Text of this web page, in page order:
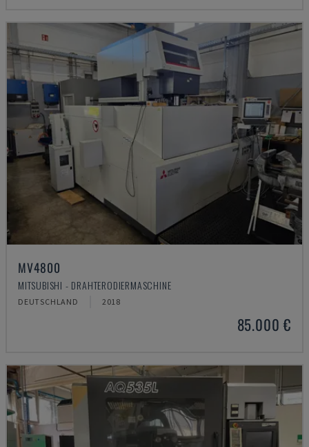
MV4800
MITSUBISHI - DRAHTERODIERMASCHINE
DEUTSCHLAND 2018
85.000 €